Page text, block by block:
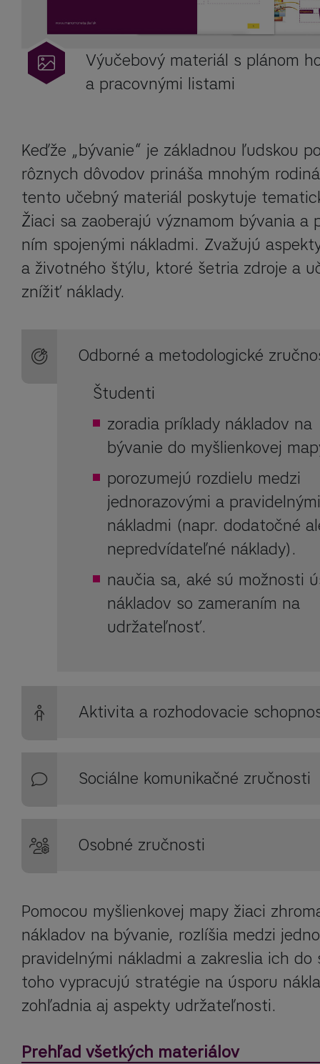
Výučebový materiál s plánom
a pracovnými listami
Keďže „bývanie“ je základnou ľudskou
rôznych dôvodov prináša mnohým
tento učebný materiál poskytuje
Žiaci sa zaoberajú významom bývania a
ním spojenými nákladmi. Zvažujú
a životného štýlu, ktoré šetria zdroje a
znížiť náklady.
Odborné a metodologické
Študenti
zoradia príklady nákladov na
bývanie do myšlienkovej
porozumejú rozdielu medzi
jednorazovými a pravidelnými
nákladmi (napr. dodatočné
nepredvídateľné náklady).
naučia sa, aké sú možnosti
nákladov so zameraním na
udržateľnosť.
Aktivita a rozhodovacie
Sociálne komunikačné zručnosti
Osobné zručnosti
Pomocou myšlienkovej mapy žiaci
nákladov na bývanie, rozlíšia medzi
pravidelnými nákladmi a zakreslia ich do
toho vypracujú stratégie na úsporu
zohľadnia aj aspekty udržateľnosti.
Prehľad všetkých materiálov